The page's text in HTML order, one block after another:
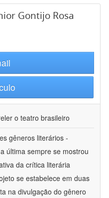
Gontijo Rosa
o teatro brasileiro
gêneros literários -
última sempre se mostrou
da crítica literária
se estabelece em duas
na divulgação do gênero